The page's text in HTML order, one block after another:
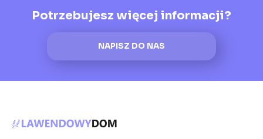
Potrzebujesz więcej informacji?
NAPISZ DO NAS